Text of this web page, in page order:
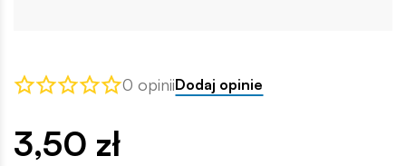
0 opiniiDodaj opinie
3,50 zł